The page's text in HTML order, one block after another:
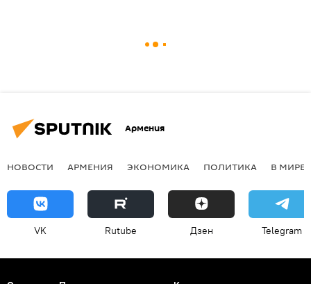
Армения
НОВОСТИ АРМЕНИЯ ЭКОНОМИКА ПОЛИТИКА В МИРЕ
VK Rutube Дзен Telegram